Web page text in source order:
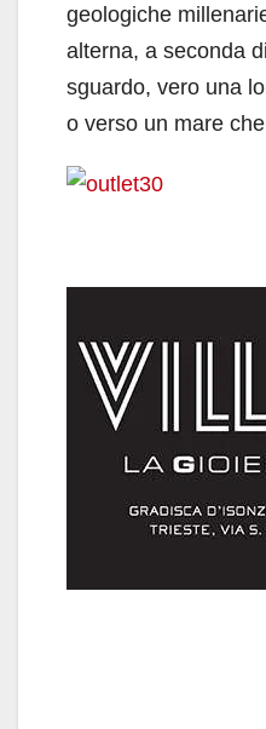
geologiche
alterna, a seconda
sguardo, vero una
o verso un mare